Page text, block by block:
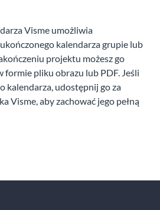
Visme umożliwia
kalendarza grupie lub
projektu możesz go
formie pliku obrazu lub PDF. Jeśli
kalendarza, udostępnij go za
Visme, aby zachować jego pełną